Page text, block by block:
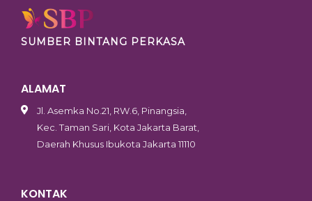
SUMBER BINTANG PERKASA
ALAMAT
Jl. Asemka No.21, RW.6, Pinangsia,
Kec. Taman Sari, Kota Jakarta Barat,
Daerah Khusus Ibukota Jakarta 11110
KONTAK